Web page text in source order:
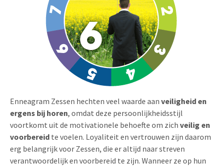
Enneagram Zessen hechten veel waarde aan veiligheid en
ergens bij horen, omdat deze persoonlijkheidsstijl
voortkomt uit de motivationele behoefte om zich veilig en
voorbereid te voelen. Loyaliteit en vertrouwen zijn daarom
erg belangrijk voor Zessen, die er altijd naar streven
verantwoordelijk en voorbereid te zijn. Wanneer ze op hun